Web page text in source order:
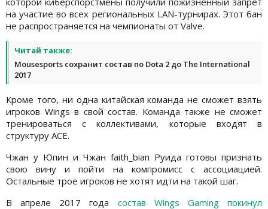
на участие во всех региональных LAN-турнирах. Этот бан
не распространяется на чемпионаты от Valve.
Читай также:
Mousesports сохранит состав по Dota 2 до The International
2017
Кроме того, ни одна китайская команда не сможет взять
игроков Wings в свой состав. Команда также не сможет
тренироваться с коллективами, которые входят в
структуру ACE.
Чжан y Юпин и Чжан faith_bian Руида готовы признать
свою вину и пойти на компромисс с ассоциацией.
Остальные трое игроков не хотят идти на такой шаг.
В апреле 2017 года состав Wings Gaming покинул